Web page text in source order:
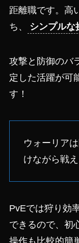
距離職です。高
ち、
シンプルな
攻撃と防御のバ
定した活躍が可
す！
ウォーリア
けながら戦え
PvEでは狩り効
できるので、初
操作も比較的簡